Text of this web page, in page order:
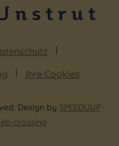
Ihre Cookies
Design by SPEEDUUP ·
crossing